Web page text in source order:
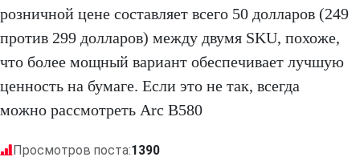
розничной цене составляет всего 50 долларов (249
против 299 долларов) между двумя SKU, похоже,
что более мощный вариант обеспечивает лучшую
ценность на бумаге. Если это не так, всегда
можно рассмотреть Arc B580
Просмотров поста:1390